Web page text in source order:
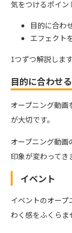
気をつけるポイン
目的に合わ
エフェクト
1つずつ解説します
目的に合わせる
オープニング動画
が大切です。
オープニング動画
印象が変わってき
イベント
イベントのオープ
わく感をふくらま